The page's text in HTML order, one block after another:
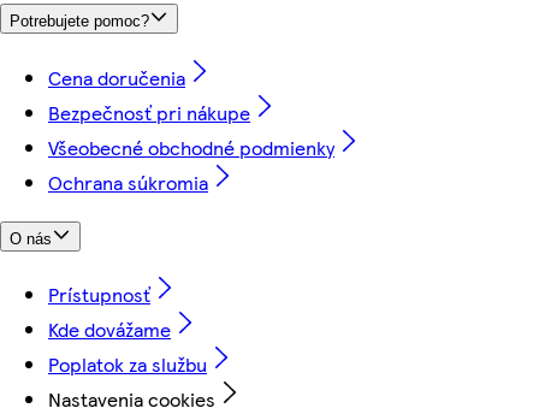
Potrebujete pomoc?
Cena doručenia
Bezpečnosť pri nákupe
Všeobecné obchodné podmienky
Ochrana súkromia
O nás
Prístupnosť
Kde dovážame
Poplatok za službu
Nastavenia cookies